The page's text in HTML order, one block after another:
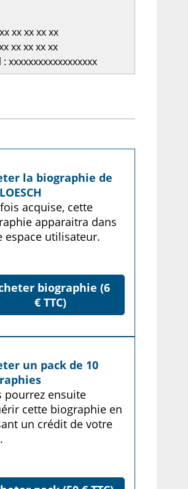
xx xx xx xx
xx xx xx xx
: xxxxxxxxxxxxxxxxxx
la biographie de
acquise, cette
apparaitra dans
espace utilisateur.
biographie (6
€ TTC)
un pack de 10
pourrez ensuite
cette biographie en
un crédit de votre